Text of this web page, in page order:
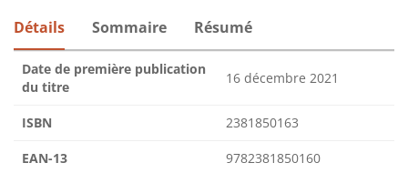
Détails Sommaire Résumé
Date de première publication
du titre
16 décembre 2021
ISBN 2381850163
EAN-13 9782381850160